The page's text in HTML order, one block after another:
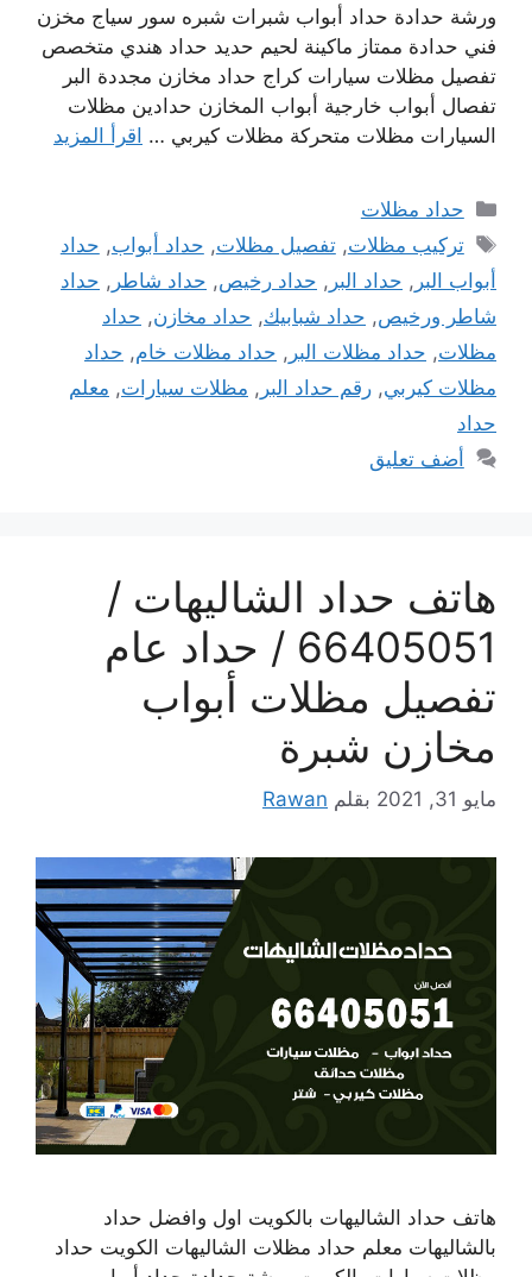
ورشة حدادة حداد أبواب شبرات شبره سور سياج مخزن
فني حدادة ممتاز ماكينة لحيم حديد حداد هندي متخصص
تفصيل مظلات سيارات كراج حداد مخازن مجددة البر
تفصال أبواب خارجية أبواب المخازن حدادين مظلات
السيارات مظلات متحركة مظلات كيربي … اقرأ المزيد
التصنيفات
حداد مظلات
الوسوم
تركيب مظلات,تفصيل مظلات, حداد أبواب, حداد
أبواب البر , حداد البر , حداد رخيص, حداد شاطر , حداد
شاطر ورخيص, حداد شبابيك, حداد مخازن, حداد
مظلات, حداد مظلات البر , حداد مظلات خام, حداد
مظلات كيربي, رقم حداد البر , مظلات سيارات, معلم
حداد
أضف تعليق
هاتف حداد الشاليهات /
66405051 / حداد عام
تفصيل مظلات أبواب
مخازن شبرة
مايو 31, 2021 بقلم Rawan
هاتف حداد الشاليهات بالكويت اول وافضل حداد
بالشاليهات معلم حداد مظلات الشاليهات الكويت حداد